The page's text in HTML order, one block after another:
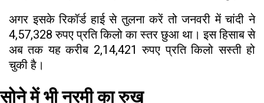
अगर इसके रिकॉर्ड हाई से तुलना करें तो जनवरी में चांदी ने
4,57,328 रुपए प्रति किलो का स्तर छुआ था। इस हिसाब से
अब तक यह करीब 2,14,421 रुपए प्रति किलो सस्ती हो
चुकी है।
सोने में भी नरमी का रुख